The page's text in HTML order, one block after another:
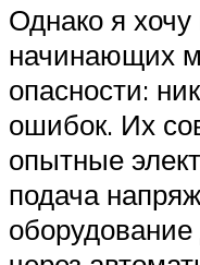
Однако я
начинающих
опасности:
ошибок. Их
опытные
подача